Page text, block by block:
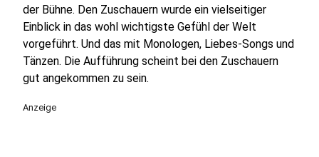
der Bühne. Den Zuschauern wurde ein vielseitiger
Einblick in das wohl wichtigste Gefühl der Welt
vorgeführt. Und das mit Monologen, Liebes-Songs und
Tänzen. Die Aufführung scheint bei den Zuschauern
gut angekommen zu sein.
Anzeige